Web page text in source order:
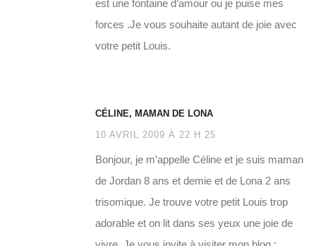
est une fontaine d’amour ou je puise mes
forces .Je vous souhaite autant de joie avec
votre petit Louis.
CÉLINE, MAMAN DE LONA
10 AVRIL 2009 À 22 H 25
Bonjour, je m’appelle Céline et je suis maman
de Jordan 8 ans et demie et de Lona 2 ans
trisomique. Je trouve votre petit Louis trop
adorable et on lit dans ses yeux une joie de